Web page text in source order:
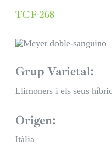
TCF-268
Grup Varietal:
Llimoners i els seus
Origen:
Itàlia